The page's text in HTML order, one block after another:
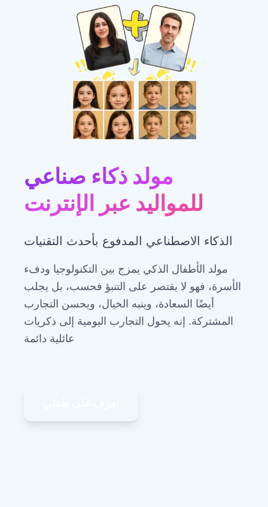
مولد ذكاء صناعي
للمواليد عبر الإنترنت
الذكاء الاصطناعي المدفوع بأحدث التقنيات
مولد الأطفال الذكي يمزج بين التكنولوجيا ودفء
الأسرة، فهو لا يقتصر على التنبؤ فحسب، بل يجلب
أيضًا السعادة، وينبه الخيال، ويحسن التجارب
المشتركة. إنه يحول التجارب اليومية إلى ذكريات
عائلية دائمة